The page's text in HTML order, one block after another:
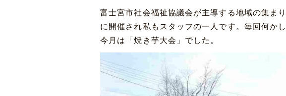
富士宮市社会福祉協議会が主導する地域の集ま
に開催され私もスタッフの一人です。毎回何か
今月は「焼き芋大会」でした。